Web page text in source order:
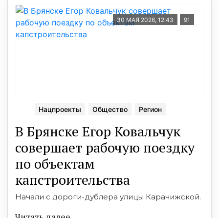
30 МАЯ 2026, 12:43 91
Нацпроекты Общество Регион
В Брянске Егор Ковальчук
совершает рабочую поездку
по объектам
капстроительства
Начали с дороги-дублера улицы Карачижской.